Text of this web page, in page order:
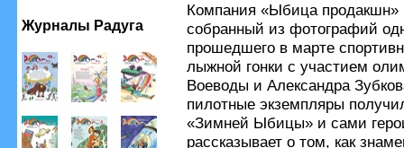
Журналы Радуга
Компания «Ыбица продакшн»
собранный из фотографий
прошедшего в марте
лыжной гонки с участием
Воеводы и Александра
пилотные экземпляры
«Зимней Ыбицы» и сами
рассказывает о том, как